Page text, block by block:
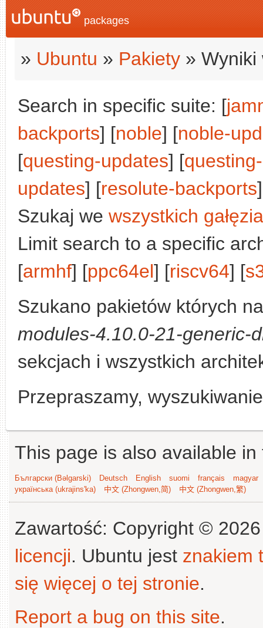
packages
» Ubuntu » Pakiety » Wyniki
Search in specific suite: [
backports] [noble] [noble-
[questing-updates] [
updates] [resolute-backports
Szukaj we wszystkich
Limit search to a specific
[armhf] [ppc64el] [riscv64] [
Szukano pakietów których
modules-4.10.0-21-generic-
sekcjach i wszystkich
Przepraszamy,
This page is also available
Български (Bəlgarski) Deutsch English suomi français
magyar
українська (ukrajins'ka)
中文 (Zhongwen,简) 中文 (Zhongwen,繁)
Zawartość: Copyright ©
licencji. Ubuntu jest znakiem
się więcej o tej stronie.
Report a bug on this site.